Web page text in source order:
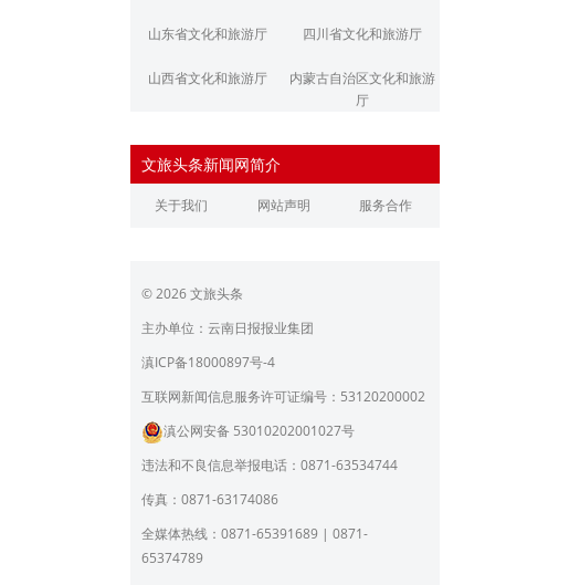
山东省文化和旅游厅 四川省文化和旅游厅
山西省文化和旅游厅
内蒙古自治区文化和旅游
厅
浙江省文化和旅游厅
江西省文化和旅游厅 河南省文化和旅游厅
广东省文化和旅游厅
育厅
陕西省文化和旅游厅 甘肃省文化和旅游厅
青海省文化和旅游厅
宁夏回族自治区文化和旅
北京市文旅局
上海市文化和旅游局
员会
文旅头条新闻网简介
关于我们 网站声明 服务合作
© 2026 文旅头条
主办单位：云南日报报业集团
滇ICP备18000897号-4
互联网新闻信息服务许可证编号：53120200002
滇公网安备 53010202001027号
违法和不良信息举报电话：0871-63534744
传真：0871-63174086
全媒体热线：0871-65391689 | 0871-
65374789